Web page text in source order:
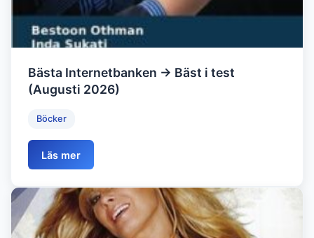
Bästa Internetbanken → Bäst i test
(Augusti 2026)
Böcker
Läs mer